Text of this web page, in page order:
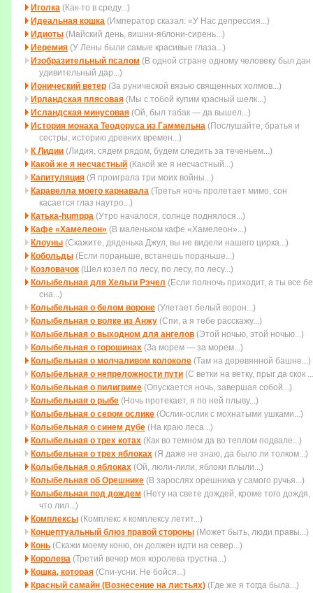
Иголка (Как-то в среду...)
Идеальная кошка (Император сказал: «У Нас депрессия...)
Идиоты (Майский день, вишни-яблони-сирень...)
Иеремия (У Лены были самые красивые глаза...)
Изобразительный псалом (В одной стране одному человеку был дан
удивительный дар...)
Ионический ветер (За рунической вязью священных холмов...)
Ирландская плясовая (Мы с тобой купим красный шелк...)
Исландская минусовая (Ой, был табак — да вышел...)
История монаха Теодоруса из Гаммельна (Послушайте, братья и
сестры, историю древних времен...)
К Лидии (Лидия, сядем рядом, будем следить за теченьем...)
Какой же я несчастный (Какой же я несчастный...)
Капитуляция (Я проиграла три моих войны...)
Каравелла моего карнавала (Третья ночь пролетает мимо, cон
касается глаз наутро...)
Катька-humppa (Утро началося, солнце поднялося...)
Кафе «Хамелеон» (В маленьком кафе «Хамелеон»...)
Клоуны (Скажите, дяденька Джул, вы не видели нашего цирка...)
Кобольды (Если пораньше, встанешь пораньше...)
Козловачок (Шел козел по лесу, по лесу, по лесу...)
Колыбельная для Хельги Рэчел (Если полночь приходит, а ты все
сна...)
Колыбельная о белом вороне (Улетает белый ворон...)
Колыбельная о волке из Анжу (Спи, а я тебе расскажу...)
Колыбельная о выходном для ангелов (Этой ночью, этой ночью...)
Колыбельная о горошинах (За морем — за морем...)
Колыбельная о молчаливом колоколе (Там на деревянной башне...)
Колыбельная о непреложности пути (С ветки на ветку, прыг да скок
Колыбельная о пилигриме (Опускается ночь, завершая собой...)
Колыбельная о рыбе (Ночь протекает, я по ней плыву...)
Колыбельная о сером ослике (Ослик-ослик с мохнатыми ушками...)
Колыбельная о синем дубе (На краю леса...)
Колыбельная о трех котах (Как во темном да во теплом подвале...)
Колыбельная о трех яблоках (Я даже не знаю, да было ли толком...)
Колыбельная о яблоках (Ой, люли-лили, яблоки плыли...)
Колыбельная об Орешнике (В зарослях орешника у самого ручья...)
Колыбельная под дождем (Нету на свете дождей, кpоме того дождя,
что лил...)
Комплексы (Комплекс к комплексу летит...)
Концептуальный блюз правой стороны (Может быть, люди правы...)
Конь (Скажи моему коню, он должен идти на север...)
Королева (Третий вечер моя королева грустна...)
Кошка, которая (Спи-усни. Не бойся...)
Красный самайн (Вознесение на листьях) (Где же я тогда была...)